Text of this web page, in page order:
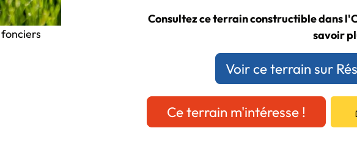
Consultez ce terrain constructible dans
savoir
Voir ce terrain sur
Ce terrain m'intéresse !